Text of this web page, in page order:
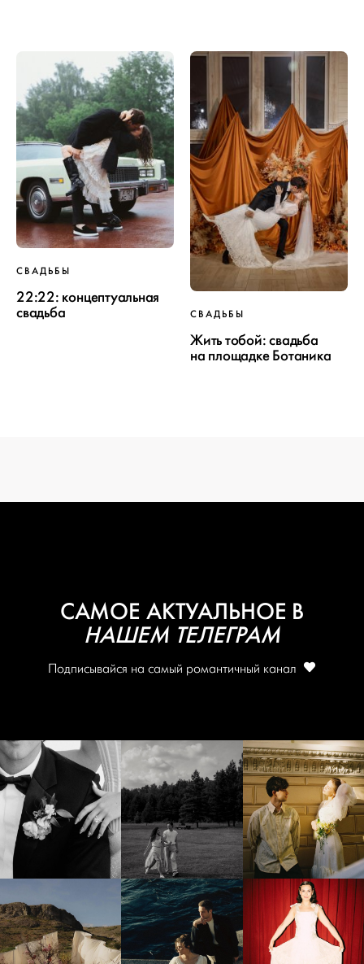
СВАДЬБЫ
22:22: концептуальная
свадьба
СВАДЬБЫ
Жить тобой: свадьба
на площадке Ботаника
ПРОЕКТ
СВАДЬБЫ
САМОЕ АКТУАЛЬНОЕ В
НАШЕМ ТЕЛЕГРАМ
Подписывайся на самый романтичный канал